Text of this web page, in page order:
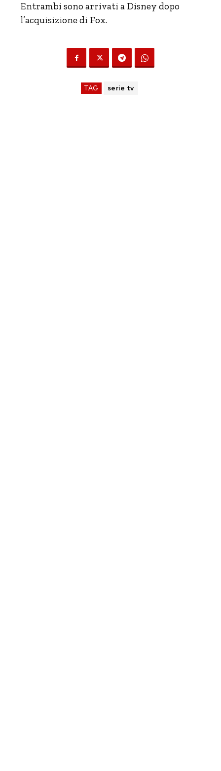
Entrambi sono arrivati a Disney dopo
l’acquisizione di Fox.
TAG serie tv